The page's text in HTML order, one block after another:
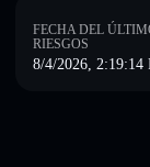
FECHA DEL
RIESGOS
8/4/2026, 2:19:14